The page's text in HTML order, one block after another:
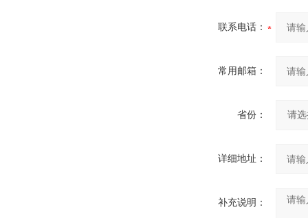
联系电话：
常用邮箱：
省份：
详细地址：
补充说明：